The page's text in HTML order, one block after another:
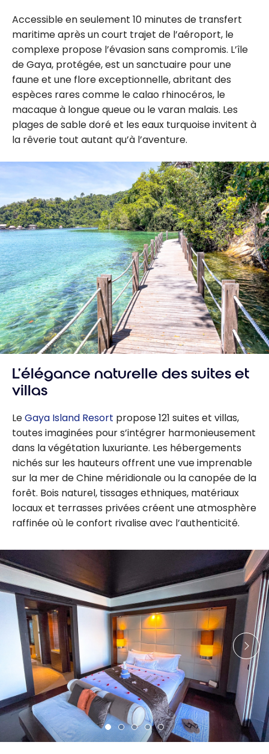
Accessible en seulement 10 minutes de transfert
maritime après un court trajet de l’aéroport, le
complexe propose l’évasion sans compromis. L’île
de Gaya, protégée, est un sanctuaire pour une
faune et une flore exceptionnelle, abritant des
espèces rares comme le calao rhinocéros, le
macaque à longue queue ou le varan malais. Les
plages de sable doré et les eaux turquoise invitent à
la rêverie tout autant qu’à l’aventure.
L’élégance naturelle des suites et
villas
LeGaya Island Resort propose 121 suites et villas,
toutes imaginées pour s’intégrer harmonieusement
dans la végétation luxuriante. Les hébergements
nichés sur les hauteurs offrent une vue imprenable
sur la mer de Chine méridionale ou la canopée de la
forêt. Bois naturel, tissages ethniques, matériaux
locaux et terrasses privées créent une atmosphère
raffinée où le confort rivalise avec l’authenticité.